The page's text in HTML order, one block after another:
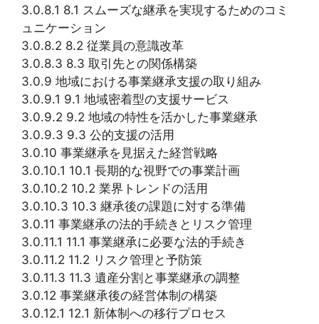
3.0.8.1 8.1 スムーズな継承を実現するためのコミ
ュニケーション
3.0.8.2 8.2 従業員の意識改革
3.0.8.3 8.3 取引先との関係構築
3.0.9 地域における事業継承支援の取り組み
3.0.9.1 9.1 地域密着型の支援サービス
3.0.9.2 9.2 地域の特性を活かした事業継承
3.0.9.3 9.3 公的支援の活用
3.0.10 事業継承を見据えた経営戦略
3.0.10.1 10.1 長期的な視野での事業計画
3.0.10.2 10.2 業界トレンドの活用
3.0.10.3 10.3 継承後の課題に対する準備
3.0.11 事業継承の法的手続きとリスク管理
3.0.11.1 11.1 事業継承に必要な法的手続き
3.0.11.2 11.2 リスク管理と予防策
3.0.11.3 11.3 遺産分割と事業継承の調整
3.0.12 事業継承後の経営体制の構築
3.0.12.1 12.1 新体制への移行プロセス